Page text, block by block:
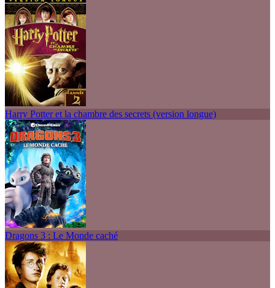
Harry Potter et la chambre des secrets (version longue)
Dragons 3 : Le Monde caché